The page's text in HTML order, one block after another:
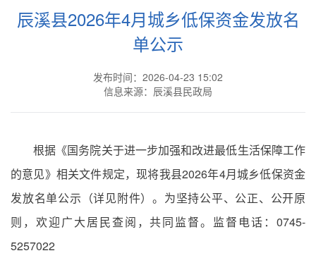
辰溪县2026年4月城乡低保资金发放名
单公示
发布时间：2026-04-23 15:02
信息来源：辰溪县民政局
根据《国务院关于进一步加强和改进最低生活保障工作
的意见》相关文件规定，现将我县2026年4月城乡低保资金
发放名单公示（详见附件）。为坚持公平、公正、公开原
则，欢迎广大居民查阅，共同监督。监督电话：0745-
5257022